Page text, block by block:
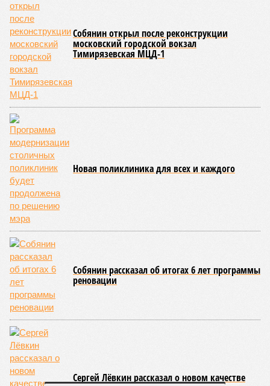
Собянин открыл после реконструкции
московский городской вокзал
Тимирязевская МЦД-1
Новая поликлиника для всех и каждого
Собянин рассказал об итогах 6 лет программы
реновации
Сергей Лёвкин рассказал о новом качестве